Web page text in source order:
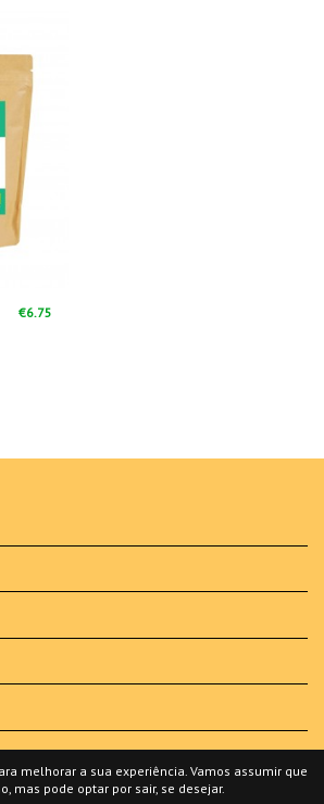
€6.75
melhorar a sua experiência. Vamos assumir que
mas pode optar por sair, se desejar.